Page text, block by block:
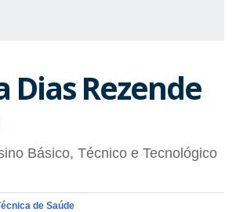
Dias Rezende
Básico, Técnico e Tecnológico
de Saúde